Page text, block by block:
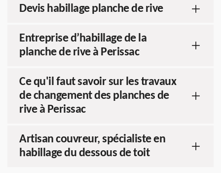
Devis habillage planche de rive
Entreprise d’habillage de la
planche de rive à Perissac
Ce qu'il faut savoir sur les travaux
de changement des planches de
rive à Perissac
Artisan couvreur, spécialiste en
habillage du dessous de toit